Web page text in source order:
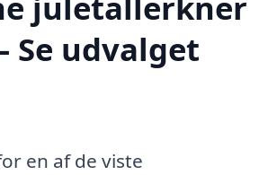
Se udvalget
en af de viste